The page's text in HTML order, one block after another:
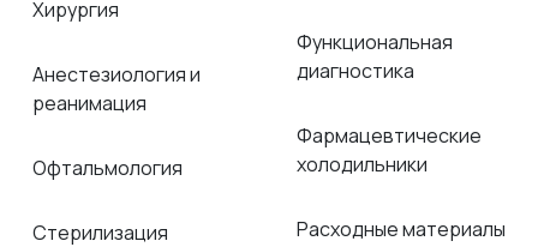
Хирургия
Анестезиология и
реанимация
Офтальмология
Стерилизация
Функциональная
диагностика
Фармацевтические
холодильники
Расходные материалы